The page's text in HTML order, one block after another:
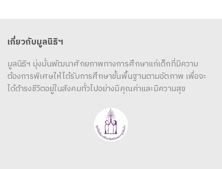
เกี่ยวกับมูลนิธิฯ
มูลนิธิฯ มุ่งมั่นพัฒนาศักยภาพทางการศึกษาแก่เด็กที่มีความ
ต้องการพิเศษให้ได้รับการศึกษาขั้นพื้นฐานตามอัตภาพ เพื่อจะ
ได้ดำรงชีวิตอยู่ในสังคมทั่วไปอย่างมีคุณค่าและมีความสุข